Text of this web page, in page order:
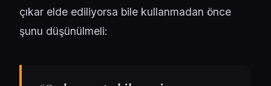
çıkar elde ediliyorsa bile kullanmadan önce
şunu düşünülmeli: